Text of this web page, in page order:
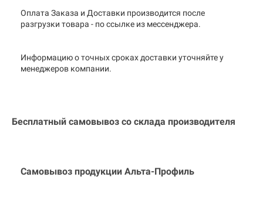
Оплата Заказа и Доставки производится после
разгрузки товара - по ссылке из мессенджера.
Информацию о точных сроках доставки уточняйте у
менеджеров компании.
Бесплатный самовывоз со склада производителя
Самовывоз продукции Альта-Профиль